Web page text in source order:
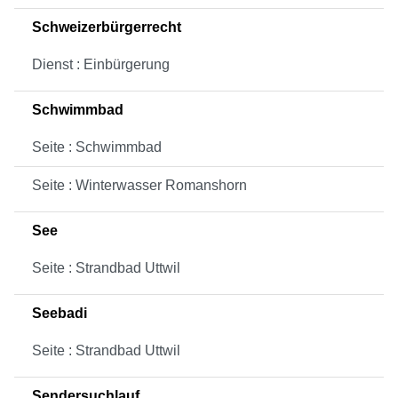
Schweizerbürgerrecht
Dienst : Einbürgerung
Schwimmbad
Seite : Schwimmbad
Seite : Winterwasser Romanshorn
See
Seite : Strandbad Uttwil
Seebadi
Seite : Strandbad Uttwil